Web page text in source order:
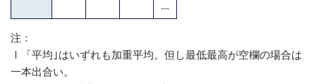
---
注：
Ⅰ「平均｣はいずれも加重平均。但し最低最高が空欄の場合は
一本出合い。